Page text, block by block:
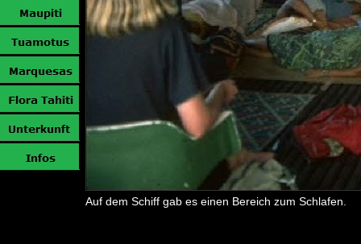
Auf dem Schiff gab es einen Bereich zum Schlafen.